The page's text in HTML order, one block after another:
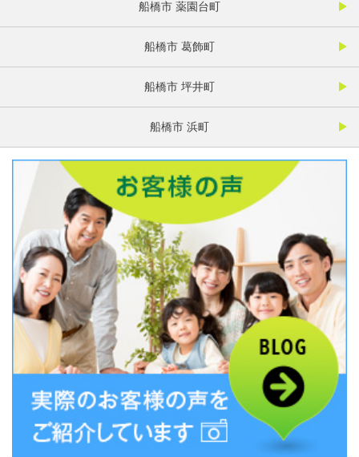
船橋市 薬園台町
船橋市 葛飾町
船橋市 坪井町
船橋市 浜町